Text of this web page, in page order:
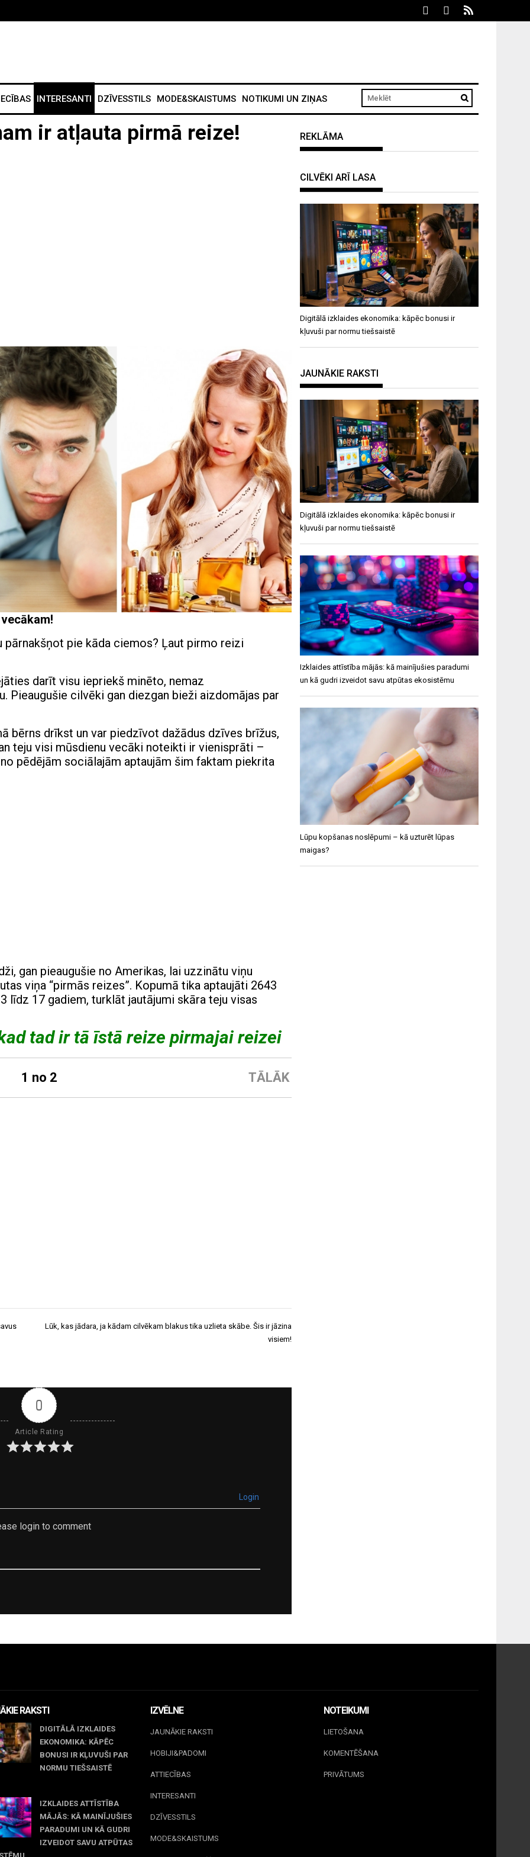
INTERESANTI DZĪVESSTILS MODE&SKAISTUMS NOTIKUMI UN ZIŅAS
ir atļauta pirmā reize!
pie kāda ciemos? Ļaut pirmo reizi
darīt visu iepriekš minēto, nemaz
Pieaugušie cilvēki gan diezgan bieži aizdomājas par
bērns drīkst un var piedzīvot dažādus dzīves brīžus,
teju visi mūsdienu vecāki noteikti ir vienisprāti –
pēdējām sociālajām aptaujām šim faktam piekrita
gan pieaugušie no Amerikas, lai uzzinātu viņu
viņa “pirmās reizes”. Kopumā tika aptaujāti 2643
līdz 17 gadiem, turklāt jautājumi skāra teju visas
tad ir tā īstā reize pirmajai reizei
TĀLĀK
1 no 2
Lūk, kas jādara, ja kādam cilvēkam blakus tika uzlieta skābe. Šis ir jāzina
visiem!
0
Article Rating
Login
login to comment
REKLĀMA
CILVĒKI ARĪ LASA
Digitālā izklaides ekonomika: kāpēc bonusi ir
kļuvuši par normu tiešsaistē
JAUNĀKIE RAKSTI
Digitālā izklaides ekonomika: kāpēc bonusi ir
kļuvuši par normu tiešsaistē
Izklaides attīstība mājās: kā mainījušies paradumi
un kā gudri izveidot savu atpūtas ekosistēmu
Lūpu kopšanas noslēpumi – kā uzturēt lūpas
maigas?
RAKSTI
DIGITĀLĀ IZKLAIDES
EKONOMIKA: KĀPĒC
BONUSI IR KĻUVUŠI PAR
NORMU TIEŠSAISTĒ
IZKLAIDES ATTĪSTĪBA
MĀJĀS: KĀ MAINĪJUŠIES
PARADUMI UN KĀ GUDRI
IZVEIDOT SAVU ATPŪTAS
IZVĒLNE
JAUNĀKIE RAKSTI
HOBIJI&PADOMI
ATTIECĪBAS
INTERESANTI
DZĪVESSTILS
MODE&SKAISTUMS
NOTEIKUMI
LIETOŠANA
KOMENTĒŠANA
PRIVĀTUMS